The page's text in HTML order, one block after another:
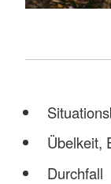
Übelkeit,
Durchfall